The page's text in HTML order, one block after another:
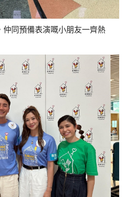
仲同預備表演嘅小朋友一齊熱